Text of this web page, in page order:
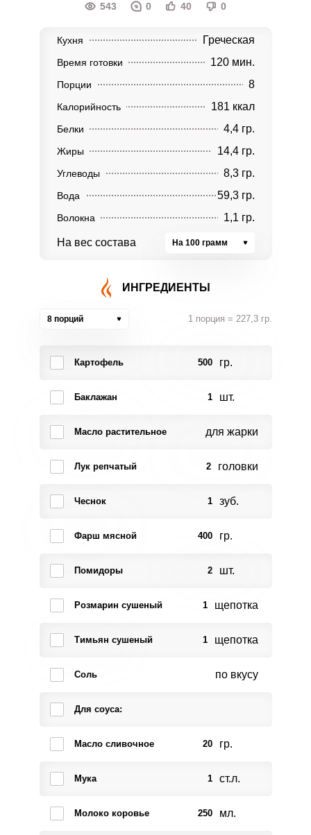
543 0 40 0
Кухня Греческая
Время готовки 120 мин.
Порции 8
Калорийность 181 ккал
Белки 4,4 гр.
Жиры 14,4 гр.
Углеводы 8,3 гр.
Вода 59,3 гр.
Волокна 1,1 гр.
На вес состава На 100 грамм
ИНГРЕДИЕНТЫ
8 порций 1 порция = 227,3 гр.
Картофель 500 гр.
Баклажан 1 шт.
Масло растительное для жарки
Лук репчатый 2 головки
Чеснок 1 зуб.
Фарш мясной 400 гр.
Помидоры 2 шт.
Розмарин сушеный 1 щепотка
Тимьян сушеный 1 щепотка
Соль по вкусу
Для соуса:
Масло сливочное 20 гр.
Мука 1 ст.л.
Молоко коровье 250 мл.